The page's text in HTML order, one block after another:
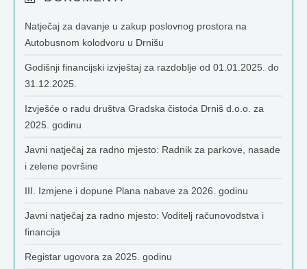
Natječaj za davanje u zakup poslovnog prostora na
Autobusnom kolodvoru u Drnišu
Godišnji financijski izvještaj za razdoblje od 01.01.2025. do
31.12.2025.
Izvješće o radu društva Gradska čistoća Drniš d.o.o. za
2025. godinu
Javni natječaj za radno mjesto: Radnik za parkove, nasade
i zelene površine
III. Izmjene i dopune Plana nabave za 2026. godinu
Javni natječaj za radno mjesto: Voditelj računovodstva i
financija
Registar ugovora za 2025. godinu